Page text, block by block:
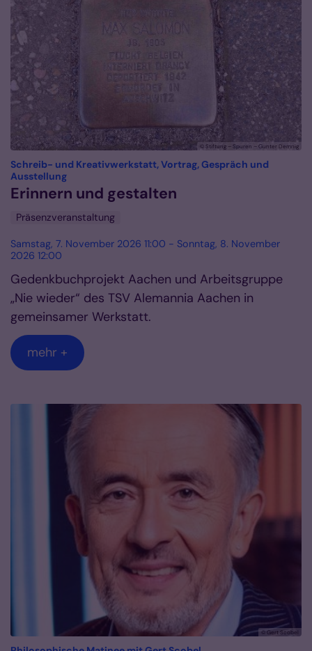
© Stiftung – Spuren – Gunter Demnig
Schreib- und Kreativwerkstatt, Vortrag, Gespräch und
Ausstellung:
Erinnern und gestalten
Präsenzveranstaltung
Samstag, 7. November 2026 11:00 - Sonntag, 8. November
2026 12:00
Gedenkbuchprojekt Aachen und Arbeitsgruppe
„Nie wieder“ des TSV Alemannia Aachen in
gemeinsamer Werkstatt.
mehr +
© Gert Scobel